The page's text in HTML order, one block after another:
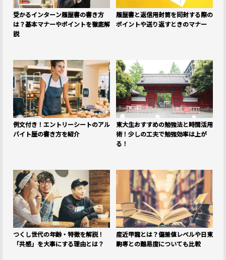
受かるインターン履歴書の書き方
は？基本マナーやポイントを徹底解
説
履歴書と返信用封筒を同封する際の
ポイントや送り返すときのマナー
例文付き！エントリーシートのアル
バイト歴の書き方を紹介
東大生おすすめの勉強法と時間活用
術！少しの工夫で勉強効率は上が
る！
つくし世代の年齢・特徴を解説！
「共感」を大事にする理由とは？
産近甲龍とは？偏差値レベルや日東
駒専との難易度についても比較